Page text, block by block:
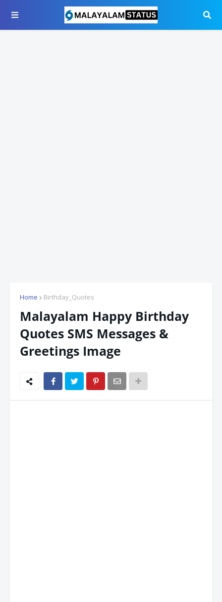
Home Birthday_Quotes
Malayalam Happy Birthday
Quotes SMS Messages &
Greetings Image